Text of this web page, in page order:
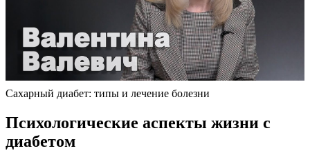
Сахарный диабет: типы и лечение болезни
Психологические аспекты жизни с
диабетом